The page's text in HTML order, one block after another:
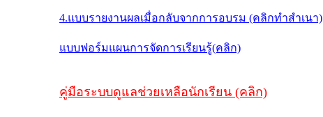
4.แบบรายงานผลเมื่อกลับจากการอบรม (คลิกทำสำเนา)
แบบฟอร์มแผนการจัดการเรียนรู้(คลิก)
คู่มือระบบดูแลช่วยเหลือนักเรียน (คลิก)